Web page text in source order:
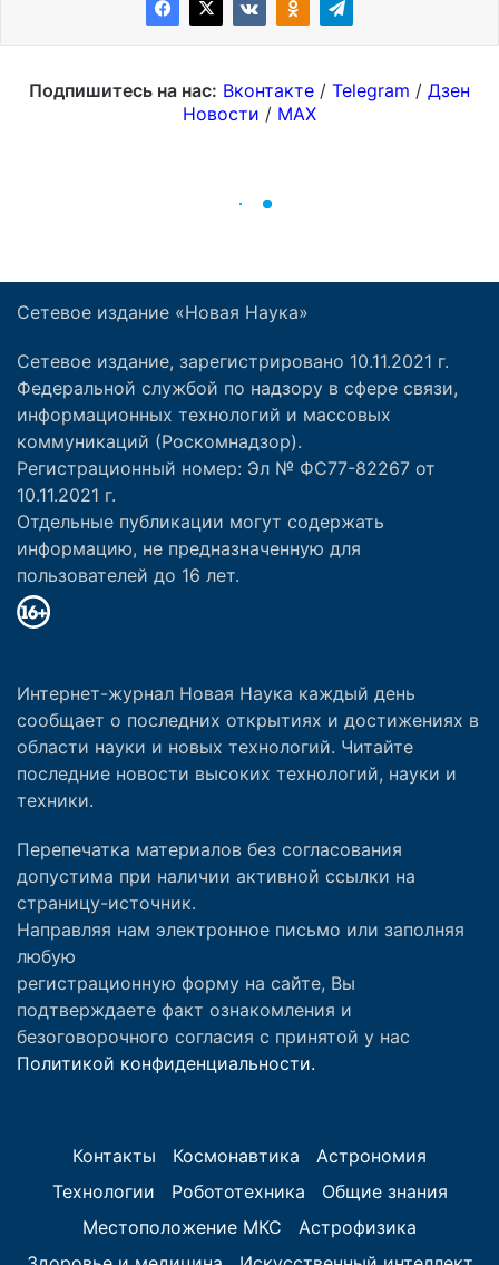
Сетевое издание «Новая Наука»
Сетевое издание, зарегистрировано 10.11.2021 г.
Федеральной службой по надзору в сфере связи,
информационных технологий и массовых
коммуникаций (Роскомнадзор).
Регистрационный номер: Эл № ФС77-82267 от
10.11.2021 г.
Отдельные публикации могут содержать
информацию, не предназначенную для
пользователей до 16 лет.
Интернет-журнал Новая Наука каждый день
сообщает о последних открытиях и достижениях в
области науки и новых технологий. Читайте
последние новости высоких технологий, науки и
техники.
Перепечатка материалов без согласования
допустима при наличии активной ссылки на
страницу-источник.
Направляя нам электронное письмо или заполняя
любую
регистрационную форму на сайте, Вы
подтверждаете факт ознакомления и
безоговорочного согласия с принятой у нас
Политикой конфиденциальности.
Контакты Космонавтика
Астрономия
Технологии
Робототехника
Общие знания
Местоположение МКС
Астрофизика